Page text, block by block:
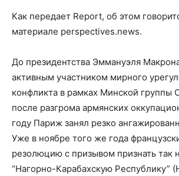
Как передает Report, об этом
материале perspectives.news.
До президентства Эммануэля
активным участником мирного
конфликта в рамках Минской группы
после разгрома армянских
году Париж занял резко
Уже в ноябре того же года
резолюцию с призывом признать так
“Нагорно-Карабахскую Республику”